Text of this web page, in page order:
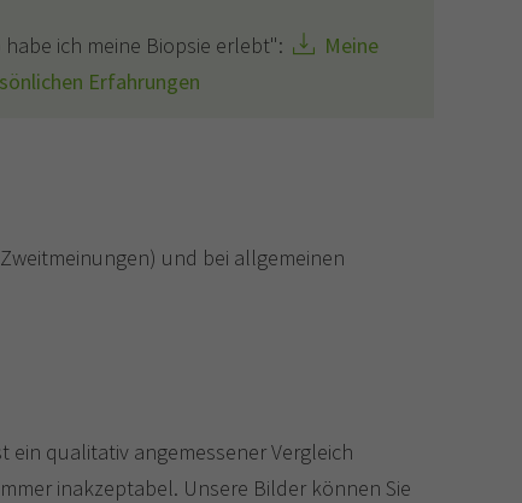
habe ich meine Biopsie erlebt":
Meine
Erfahrungen
und bei allgemeinen
ein qualitativ angemessener Vergleich
inakzeptabel. Unsere Bilder können Sie